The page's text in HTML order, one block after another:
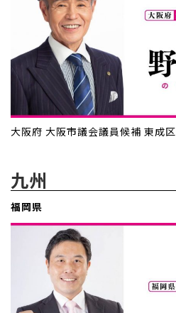
大阪府 大阪市議会議員候補 東成区
九州
福岡県